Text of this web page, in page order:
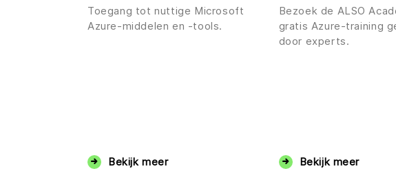
Toegang tot nuttige Microsoft
Azure-middelen en -tools.
Bekijk meer
Bezoek de ALSO
gratis Azure-training
door experts.
Bekijk meer